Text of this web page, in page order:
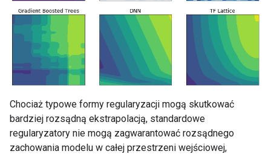
Chociaż typowe formy regularyzacji mogą skutkować
bardziej rozsądną ekstrapolacją, standardowe
regularyzatory nie mogą zagwarantować rozsądnego
zachowania modelu w całej przestrzeni wejściowej,